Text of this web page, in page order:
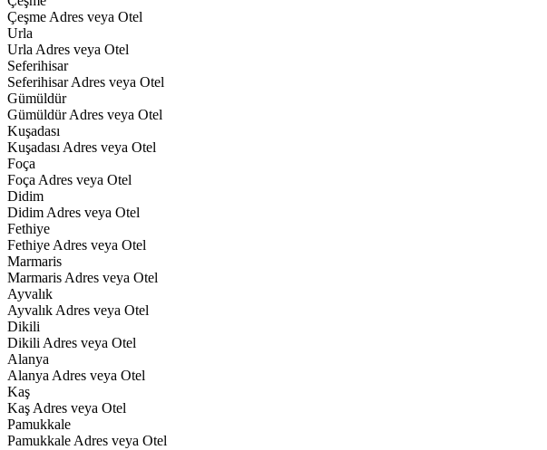
Çeşme Adres veya Otel
Urla
Urla Adres veya Otel
Seferihisar
Seferihisar Adres veya Otel
Gümüldür
Gümüldür Adres veya Otel
Kuşadası
Kuşadası Adres veya Otel
Foça
Foça Adres veya Otel
Didim
Didim Adres veya Otel
Fethiye
Fethiye Adres veya Otel
Marmaris
Marmaris Adres veya Otel
Ayvalık
Ayvalık Adres veya Otel
Dikili
Dikili Adres veya Otel
Alanya
Alanya Adres veya Otel
Kaş
Kaş Adres veya Otel
Pamukkale
Pamukkale Adres veya Otel